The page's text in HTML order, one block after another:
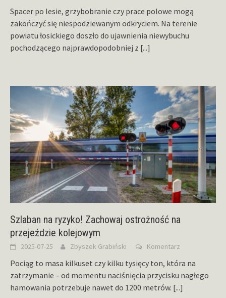
Spacer po lesie, grzybobranie czy prace polowe mogą
zakończyć się niespodziewanym odkryciem. Na terenie
powiatu łosickiego doszło do ujawnienia niewybuchu
pochodzącego najprawdopodobniej z [...]
Szlaban na ryzyko! Zachowaj ostrożność na
przejeździe kolejowym
2025-07-25 Zbyszek Grabiński Komentarz
Pociąg to masa kilkuset czy kilku tysięcy ton, która na
zatrzymanie – od momentu naciśnięcia przycisku nagłego
hamowania potrzebuje nawet do 1200 metrów. [...]